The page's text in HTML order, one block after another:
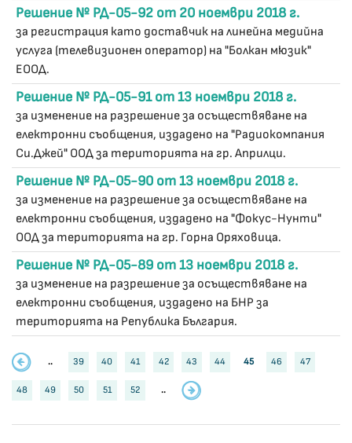
Решение № РД-05-92 от 20 ноември 2018 г.
за регистрация като доставчик на линейна медийна
услуга (телевизионен оператор) на "Болкан мюзик"
ЕООД.
Решение № РД-05-91 от 13 ноември 2018 г.
за изменение на разрешение за осъществяване на
електронни съобщения, издадено на "Радиокомпания
Си.Джей" ООД за територията на гр. Априлци.
Решение № РД-05-90 от 13 ноември 2018 г.
за изменение на разрешение за осъществяване на
електронни съобщения, издадено на "Фокус-Нунти"
ООД за територията на гр. Горна Оряховица.
Решение № РД-05-89 от 13 ноември 2018 г.
за изменение на разрешение за осъществяване на
електронни съобщения, издадено на БНР за
територията на Република България.
.. 39 40 41 42 43 44 45 46 47
48 49 50 51 52 ..